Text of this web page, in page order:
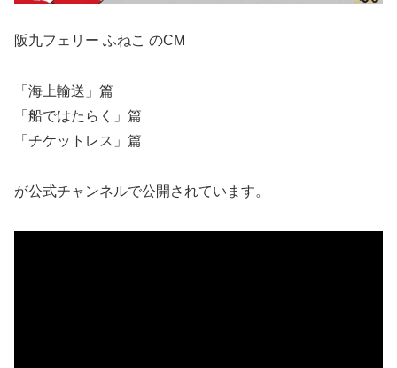
阪九フェリー ふねこ のCM
「海上輸送」篇
「船ではたらく」篇
「チケットレス」篇
が公式チャンネルで公開されています。